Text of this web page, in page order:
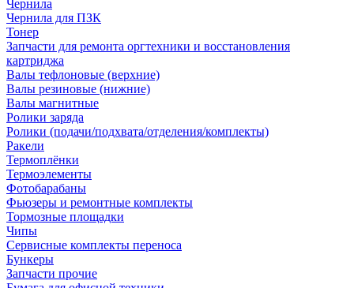
Чернила
Чернила для ПЗК
Тонер
Запчасти для ремонта оргтехники и восстановления
картриджа
Валы тефлоновые (верхние)
Валы резиновые (нижние)
Валы магнитные
Ролики заряда
Ролики (подачи/подхвата/отделения/комплекты)
Ракели
Термоплёнки
Термоэлементы
Фотобарабаны
Фьюзеры и ремонтные комплекты
Тормозные площадки
Чипы
Сервисные комплекты переноса
Бункеры
Запчасти прочие